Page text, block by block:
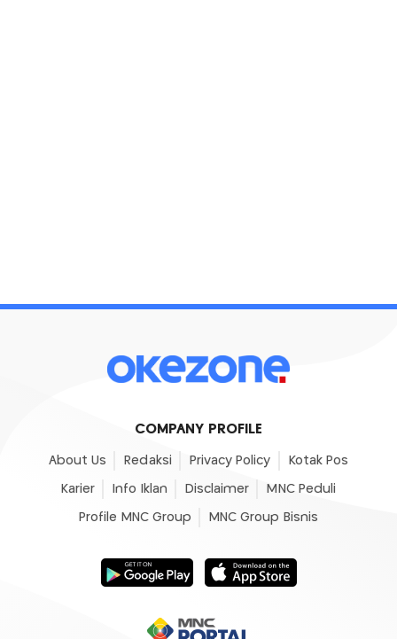
COMPANY PROFILE
About Us Redaksi Privacy Policy Kotak Pos
Karier Info Iklan Disclaimer MNC Peduli
Profile MNC Group MNC Group Bisnis